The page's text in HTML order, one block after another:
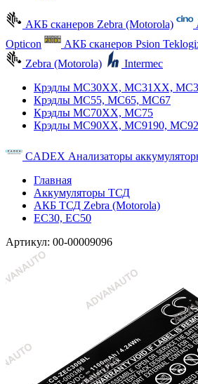
АКБ сканеров Zebra (Motorola)
Opticon
АКБ сканеров Psion
Zebra (Motorola)
Intermec
Крэдлы MC30XX, MC31XX,
Крэдлы MC55, MC65, MC67
Крэдлы MC70XX, MC75
Крэдлы MC90XX, MC9190,
CADEX Анализаторы
Главная
Аккумуляторы ТСД
АКБ ТСД Zebra (Motorola)
EC30, EC50
Артикул: 00-00009096